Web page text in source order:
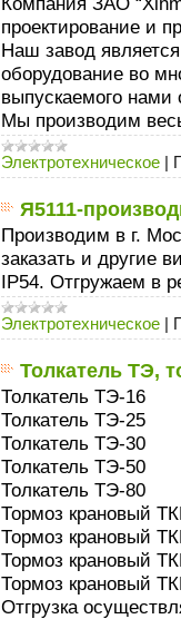
проектирование и
Наш завод
оборудование во
выпускаемого нами
Мы производим
Электротехническое |
Я5111-
Производим в г.
заказать и другие
IP54. Отгружаем в
Электротехническое |
Толкатель ТЭ,
Толкатель ТЭ-16
Толкатель ТЭ-25
Толкатель ТЭ-30
Толкатель ТЭ-50
Толкатель ТЭ-80
Тормоз крановый
Тормоз крановый
Тормоз крановый
Тормоз крановый
Отгрузка